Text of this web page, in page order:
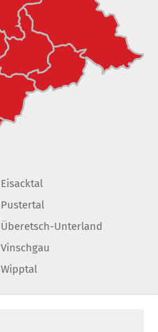
Eisacktal
Pustertal
Überetsch-Unterland
Vinschgau
Wipptal